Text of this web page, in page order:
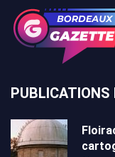
PUBLICATIONS